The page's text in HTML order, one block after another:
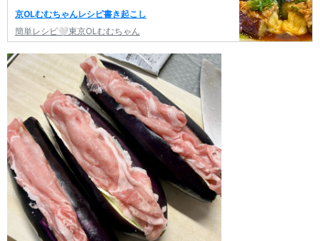
京OLむむちゃんレシピ書き起こし
簡単レシピ🤍東京OLむむちゃん